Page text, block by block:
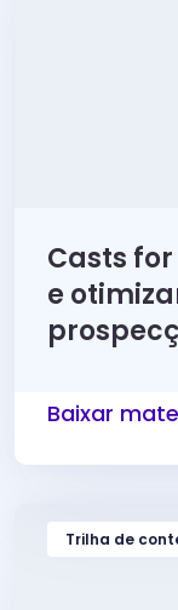
Casts
e
Baixar
Trilha de